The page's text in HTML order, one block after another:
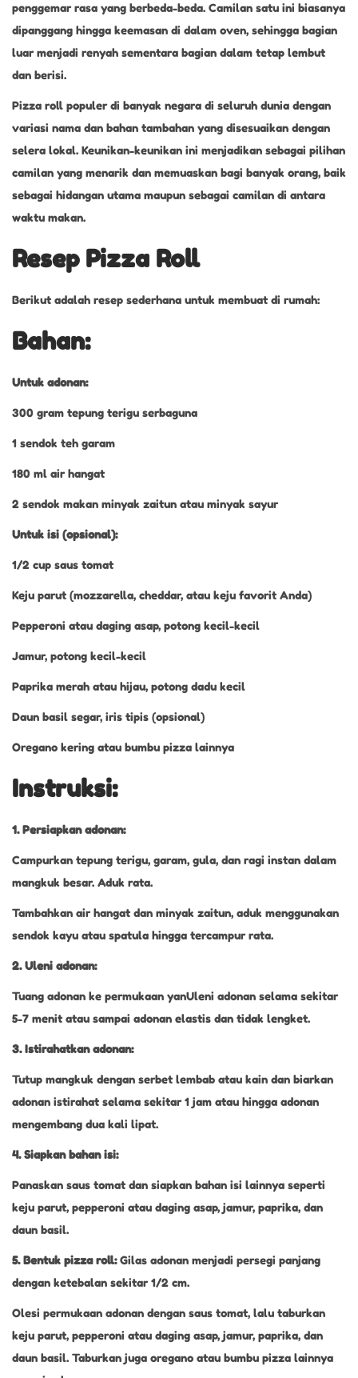
penggemar rasa yang berbeda-beda. Camilan satu ini biasanya
dipanggang hingga keemasan di dalam oven, sehingga bagian
luar menjadi renyah sementara bagian dalam tetap lembut
dan berisi.
Pizza roll populer di banyak negara di seluruh dunia dengan
variasi nama dan bahan tambahan yang disesuaikan dengan
selera lokal. Keunikan-keunikan ini menjadikan sebagai pilihan
camilan yang menarik dan memuaskan bagi banyak orang, baik
sebagai hidangan utama maupun sebagai camilan di antara
waktu makan.
Resep Pizza Roll
Berikut adalah resep sederhana untuk membuat di rumah:
Bahan:
Untuk adonan:
300 gram tepung terigu serbaguna
1 sendok teh garam
180 ml air hangat
2 sendok makan minyak zaitun atau minyak sayur
Untuk isi (opsional):
1/2 cup saus tomat
Keju parut (mozzarella, cheddar, atau keju favorit Anda)
Pepperoni atau daging asap, potong kecil-kecil
Jamur, potong kecil-kecil
Paprika merah atau hijau, potong dadu kecil
Daun basil segar, iris tipis (opsional)
Oregano kering atau bumbu pizza lainnya
Instruksi:
1. Persiapkan adonan:
Campurkan tepung terigu, garam, gula, dan ragi instan dalam
mangkuk besar. Aduk rata.
Tambahkan air hangat dan minyak zaitun, aduk menggunakan
sendok kayu atau spatula hingga tercampur rata.
2. Uleni adonan:
Tuang adonan ke permukaan yanUleni adonan selama sekitar
5-7 menit atau sampai adonan elastis dan tidak lengket.
3. Istirahatkan adonan:
Tutup mangkuk dengan serbet lembab atau kain dan biarkan
adonan istirahat selama sekitar 1 jam atau hingga adonan
mengembang dua kali lipat.
4. Siapkan bahan isi:
Panaskan saus tomat dan siapkan bahan isi lainnya seperti
keju parut, pepperoni atau daging asap, jamur, paprika, dan
daun basil.
5. Bentuk pizza roll:Gilas adonan menjadi persegi panjang
dengan ketebalan sekitar 1/2 cm.
Olesi permukaan adonan dengan saus tomat, lalu taburkan
keju parut, pepperoni atau daging asap, jamur, paprika, dan
daun basil. Taburkan juga oregano atau bumbu pizza lainnya